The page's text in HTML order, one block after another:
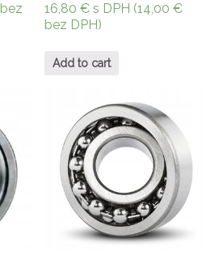
bez
16,80€ s DPH (14,00€
bez DPH)
Add to cart